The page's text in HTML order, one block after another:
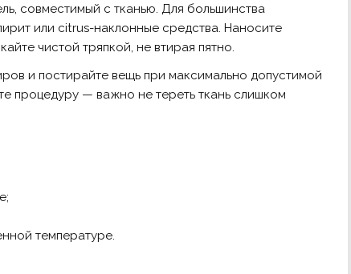
совместимый с тканью. Для большинства
или citrus-наклонные средства. Наносите
чистой тряпкой, не втирая пятно.
и постирайте вещь при максимально допустимой
процедуру — важно не тереть ткань слишком
температуре.